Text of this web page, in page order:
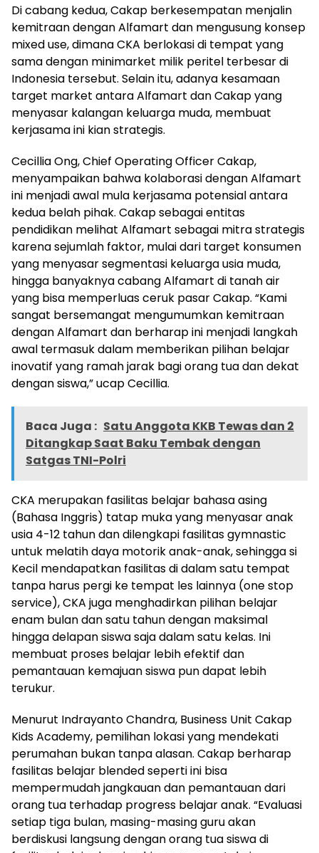
Di cabang kedua, Cakap berkesempatan menjalin
kemitraan dengan Alfamart dan mengusung konsep
mixed use, dimana CKA berlokasi di tempat yang
sama dengan minimarket milik peritel terbesar di
Indonesia tersebut. Selain itu, adanya kesamaan
target market antara Alfamart dan Cakap yang
menyasar kalangan keluarga muda, membuat
kerjasama ini kian strategis.
Cecillia Ong, Chief Operating Officer Cakap,
menyampaikan bahwa kolaborasi dengan Alfamart
ini menjadi awal mula kerjasama potensial antara
kedua belah pihak. Cakap sebagai entitas
pendidikan melihat Alfamart sebagai mitra strategis
karena sejumlah faktor, mulai dari target konsumen
yang menyasar segmentasi keluarga usia muda,
hingga banyaknya cabang Alfamart di tanah air
yang bisa memperluas ceruk pasar Cakap. “Kami
sangat bersemangat mengumumkan kemitraan
dengan Alfamart dan berharap ini menjadi langkah
awal termasuk dalam memberikan pilihan belajar
inovatif yang ramah jarak bagi orang tua dan dekat
dengan siswa,” ucap Cecillia.
Baca Juga : Satu Anggota KKB Tewas dan 2
Ditangkap Saat Baku Tembak dengan
Satgas TNI-Polri
CKA merupakan fasilitas belajar bahasa asing
(Bahasa Inggris) tatap muka yang menyasar anak
usia 4-12 tahun dan dilengkapi fasilitas gymnastic
untuk melatih daya motorik anak-anak, sehingga si
Kecil mendapatkan fasilitas di dalam satu tempat
tanpa harus pergi ke tempat les lainnya (one stop
service), CKA juga menghadirkan pilihan belajar
enam bulan dan satu tahun dengan maksimal
hingga delapan siswa saja dalam satu kelas. Ini
membuat proses belajar lebih efektif dan
pemantauan kemajuan siswa pun dapat lebih
terukur.
Menurut Indrayanto Chandra, Business Unit Cakap
Kids Academy, pemilihan lokasi yang mendekati
perumahan bukan tanpa alasan. Cakap berharap
fasilitas belajar blended seperti ini bisa
mempermudah jangkauan dan pemantauan dari
orang tua terhadap progress belajar anak. “Evaluasi
setiap tiga bulan, masing-masing guru akan
berdiskusi langsung dengan orang tua siswa di